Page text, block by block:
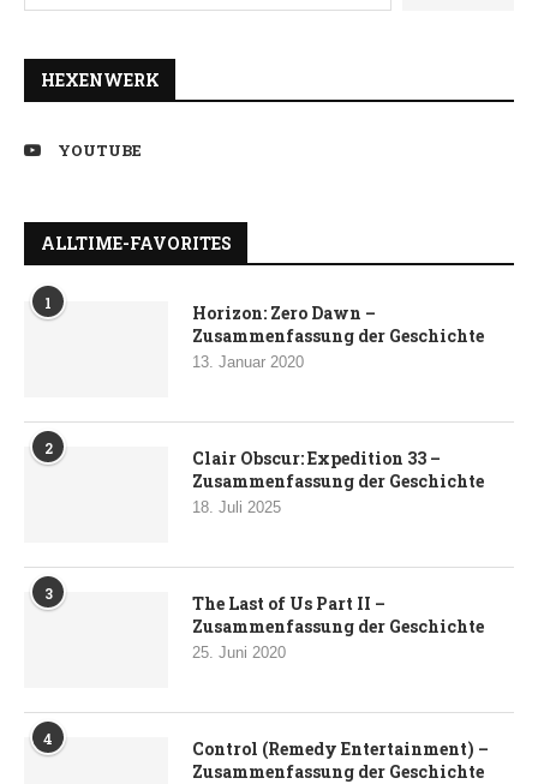
HEXENWERK
YOUTUBE
ALLTIME-FAVORITES
1
Horizon: Zero Dawn –
Zusammenfassung der Geschichte
13. Januar 2020
2
Clair Obscur: Expedition 33 –
Zusammenfassung der Geschichte
18. Juli 2025
3
The Last of Us Part II –
Zusammenfassung der Geschichte
25. Juni 2020
4
Control (Remedy Entertainment) –
Zusammenfassung der Geschichte